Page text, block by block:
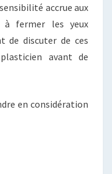
accrue aux
fermer les yeux
de discuter de ces
avant de
en considération